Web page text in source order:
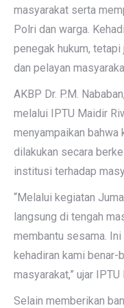
masyarakat serta
Polri dan warga.
penegak hukum,
dan pelayan
AKBP Dr. P.M.
melalui IPTU Maidir
menyampaikan
dilakukan secara
institusi terhadap
“Melalui kegiatan
langsung di tengah
membantu sesama.
kehadiran kami benar-
masyarakat,” ujar IPTU
Selain memberikan